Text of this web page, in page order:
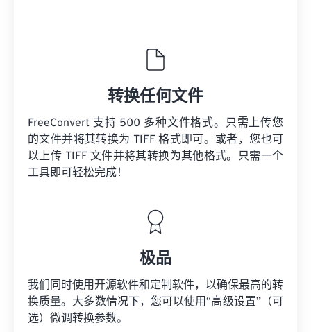
转换任何文件
FreeConvert 支持 500 多种文件格式。只需上传您
的文件并将其转换为 TIFF 格式即可。或者，您也可
以上传 TIFF 文件并将其转换为其他格式。只需一个
工具即可轻松完成！
极品
我们同时使用开源软件和定制软件，以确保最高的转
换质量。大多数情况下，您可以使用“高级设置”（可
选）微调转换参数。